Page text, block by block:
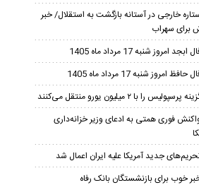
خارجی در آستانه بازگشت به استقلال/ خبر
برای سهراب
ابجد امروز شنبه 17 مرداد ماه 1405
حافظ امروز شنبه 17 مرداد ماه 1405
پرسپولیس را با ۲ میلیون یورو منتقل می‌کنند
فوری همتی به ادعای وزیر خزانه‌داری
جدید آمریکا علیه ایران اعمال شد
خوب برای بازنشستگان بانک رفاه